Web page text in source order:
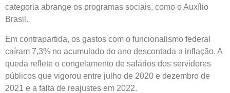
categoria abrange os programas sociais, como o Auxílio
Brasil.
Em contrapartida, os gastos com o funcionalismo federal
caíram 7,3% no acumulado do ano descontada a inflação. A
queda reflete o congelamento de salários dos servidores
públicos que vigorou entre julho de 2020 e dezembro de
2021 e a falta de reajustes em 2022.